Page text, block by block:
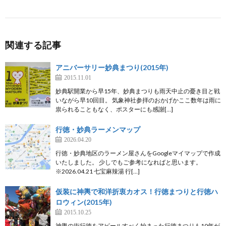
関連する記事
アニバーサリー妙典まつり(2015年)
2015.11.01
妙典駅開業から早15年、妙典まつりも雨天中止の憂き目と戦
いながら早10回目。 気象神社参拝のおかげかここ数年は雨に
祟られることもなく、ポスターにも感謝[…]
行徳・妙典ラーメンマップ
2026.04.20
行徳・妙典地区のラーメン屋さんをGoogleマイマップで作成
いたしました。 少しでもご参考になればと思います。
※2026.04.21 七宝麻辣湯 行[…]
仮装に神輿で和洋折衷カオス！行徳まつりと行徳ハ
ロウィン(2015年)
2015.10.25